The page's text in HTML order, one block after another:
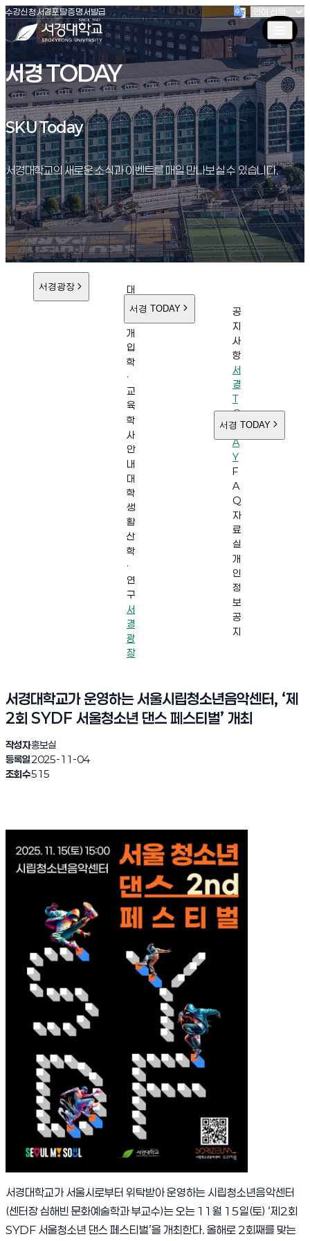
서경대학교
수강신청(새창 열림)
서경포탈(새창 열림)
증명서발급(새창 열림)
서경 TODAY
SKU Today
SKU Today
서경대학교의 새로운 소식과 이벤트를 매일 만나보실 수 있습니다.
서경광장
대
학
개
입
학
·
교
육
학
사
안
내
대
학
생
활
산
학
·
연
구
서
경
광
장
서경 TODAY
공
지
사
항
서
경
T
O
D
A
Y
F
A
Q
자
료
실
개
인
정
보
공
지
서경 TODAY
서경대학교가 운영하는 서울시립청소년음악센터, ‘제
2회 SYDF 서울청소년 댄스 페스티벌’ 개최
작성자홍보실
등록일2025-11-04
조회수515
서경대학교가 서울시로부터 위탁받아 운영하는 시립청소년음악센터
(센터장 심해빈 문화예술학과 부교수)는 오는 11월 15일(토) ‘제2회
SYDF 서울청소년 댄스 페스티벌’을 개최한다. 올해로 2회째를 맞는